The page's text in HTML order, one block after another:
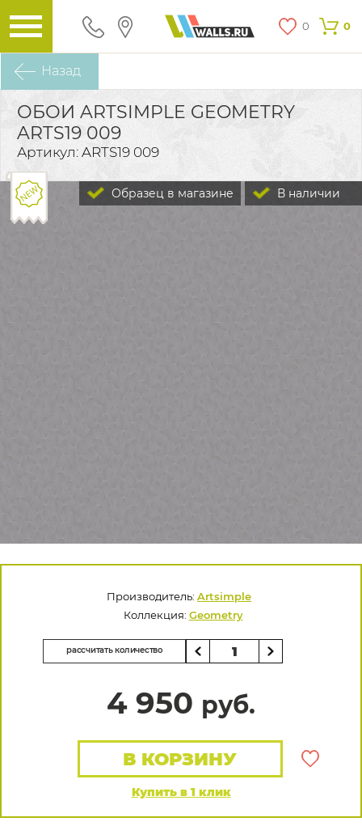
0 0
Назад
ОБОИ ARTSIMPLE GEOMETRY
ARTS19 009
Артикул: ARTS19 009
В наличии
Образец в магазине
Производитель: Artsimple
Коллекция: Geometry
рассчитать количество
4 950 руб.
Купить в 1 клик
В КОРЗИНУ